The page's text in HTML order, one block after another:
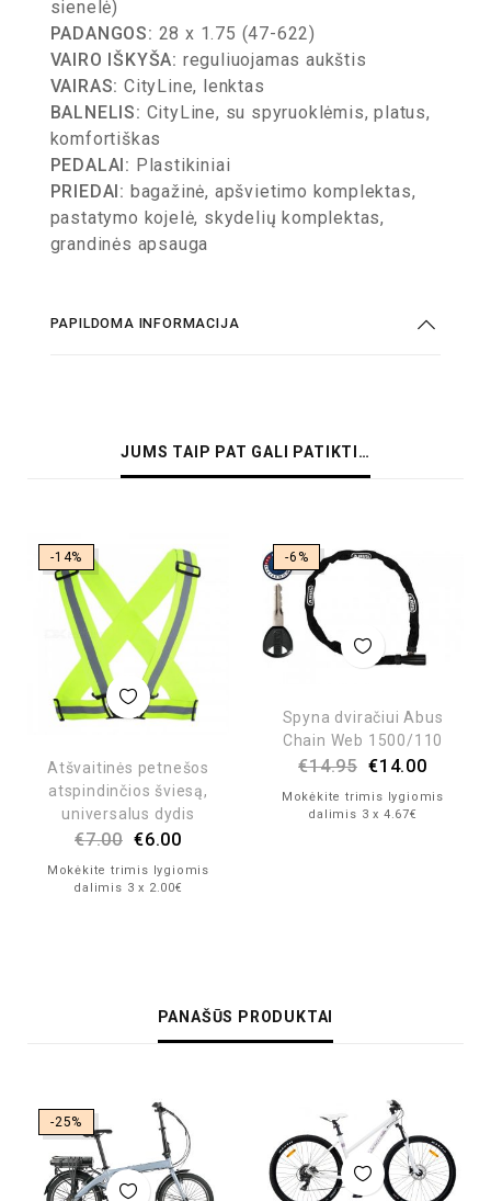
sienelė)
PADANGOS: 28 x 1.75 (47-622)
VAIRO IŠKYŠA: reguliuojamas aukštis
VAIRAS: CityLine, lenktas
BALNELIS: CityLine, su spyruoklėmis, platus,
komfortiškas
PEDALAI: Plastikiniai
PRIEDAI: bagažinė, apšvietimo komplektas,
pastatymo kojelė, skydelių komplektas,
grandinės apsauga
PAPILDOMA INFORMACIJA
JUMS TAIP PAT GALI PATIKTI…
-14%
Atšvaitinės petnešos
atspindinčios šviesą,
universalus dydis
€7.00 €6.00
Mokėkite trimis lygiomis
dalimis 3 x 2.00€
-6%
Spyna dviračiui Abus
Chain Web 1500/110
€14.95 €14.00
Mokėkite trimis lygiomis
dalimis 3 x 4.67€
PANAŠŪS PRODUKTAI
-25%